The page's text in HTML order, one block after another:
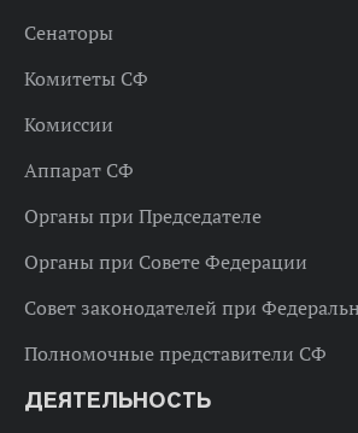
Сенаторы
Комитеты СФ
Комиссии
Аппарат СФ
Органы при Председателе
Органы при Совете Федерации
Совет законодателей при
Полномочные представители СФ
ДЕЯТЕЛЬНОСТЬ